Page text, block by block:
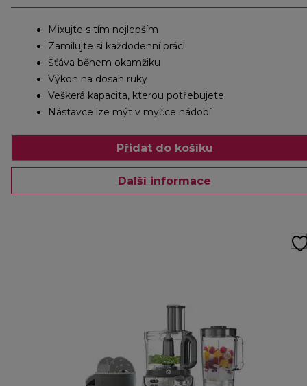
Mixujte s tím nejlepším
Zamilujte si každodenní práci
Šťáva během okamžiku
Výkon na dosah ruky
Veškerá kapacita, kterou potřebujete
Nástavce lze mýt v myčce nádobí
Přidat do košíku
Další informace